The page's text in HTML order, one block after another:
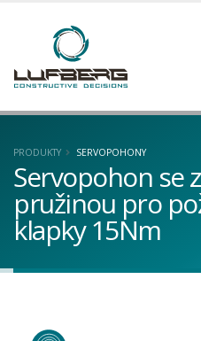
PRODUKTY SERVOPOHONY
Servopohon se
pružinou pro
klapky 15Nm